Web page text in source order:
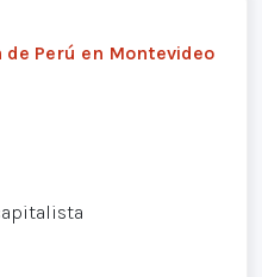
Perú en Montevideo